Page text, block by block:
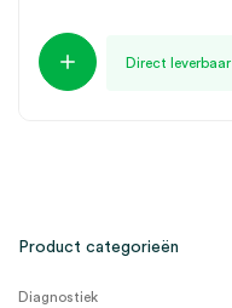
Direct leverbaar
Product categorieën
Diagnostiek